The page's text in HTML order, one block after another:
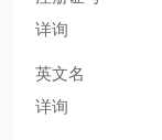
详询
英文名
详询